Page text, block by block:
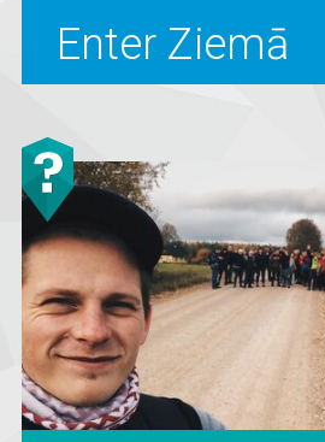
Enter Ziemā